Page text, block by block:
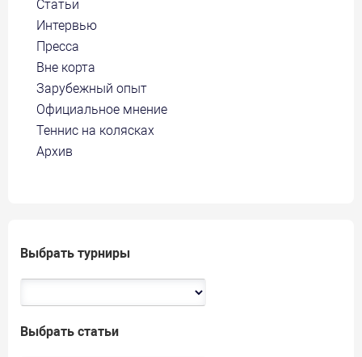
Статьи
Интервью
Пресса
Вне корта
Зарубежный опыт
Официальное мнение
Теннис на колясках
Архив
Выбрать турниры
Выбрать статьи